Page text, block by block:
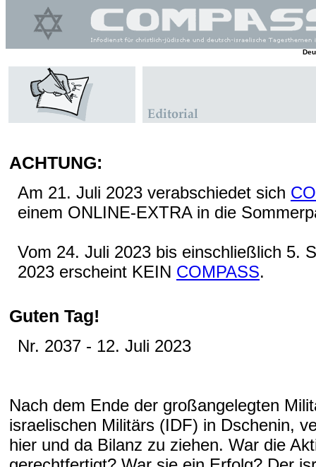
ACHTUNG:
Am 21. Juli 2023 verabschiedet sich
einem ONLINE-EXTRA in die
Vom 24. Juli 2023 bis einschließlich 5.
2023 erscheint KEIN COMPASS.
Guten Tag!
Nr. 2037 - 12. Juli 2023
Nach dem Ende der großangelegten
israelischen Militärs (IDF) in Dschenin,
hier und da Bilanz zu ziehen. War die